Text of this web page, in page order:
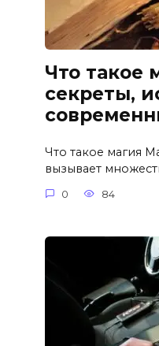
Что такое
секреты,
Что такое магия
вызывает
0 84